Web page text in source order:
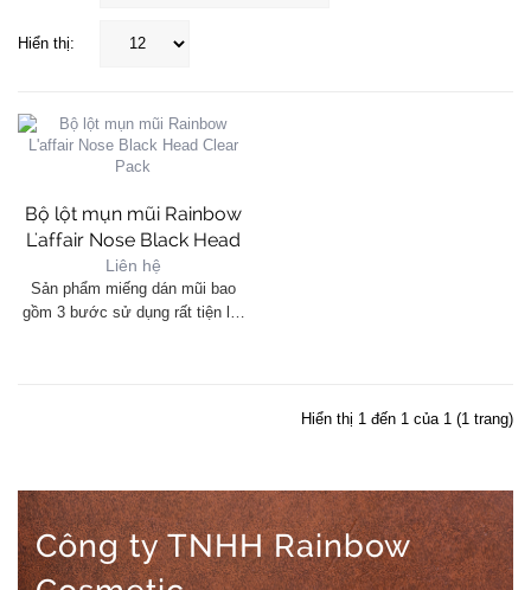
Hiển thị:
Bộ lột mụn mũi Rainbow
L'affair Nose Black Head
Clear Pack
Liên hệ
Sản phẩm miếng dán mũi bao
gồm 3 bước sử dụng rất tiện lợi
Hiển thị 1 đến 1 của 1 (1 trang)
Công ty TNHH Rainbow